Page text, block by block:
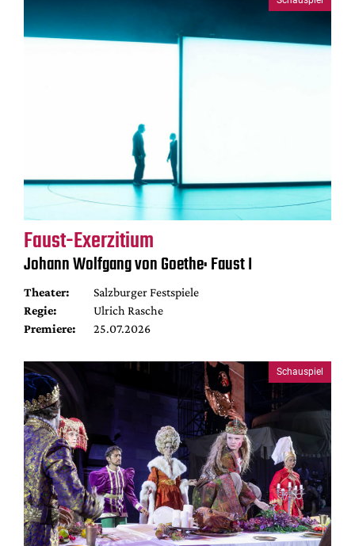
Faust-Exerzitium
Johann Wolfgang von Goethe: Faust I
Theater:
Salzburger Festspiele
Regie:
Ulrich Rasche
Premiere:
25.07.2026
Schauspiel